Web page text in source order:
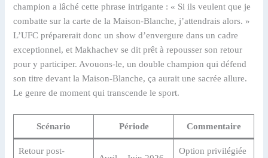
champion a lâché cette phrase intrigante : « Si ils veulent que je
combatte sur la carte de la Maison-Blanche, j’attendrais alors. »
L’UFC préparerait donc un show d’envergure dans un cadre
exceptionnel, et Makhachev se dit prêt à repousser son retour
pour y participer. Avouons-le, un double champion qui défend
son titre devant la Maison-Blanche, ça aurait une sacrée allure.
Le genre de moment qui transcende le sport.
Scénario Période Commentaire
Retour post-
Option privilégiée